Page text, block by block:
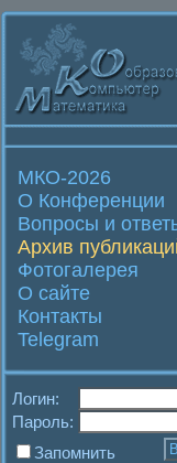
МКО-2026
О Конференции
Вопросы и
Архив
Фотогалерея
О сайте
Контакты
Telegram
Логин:
Пароль:
Запомнить